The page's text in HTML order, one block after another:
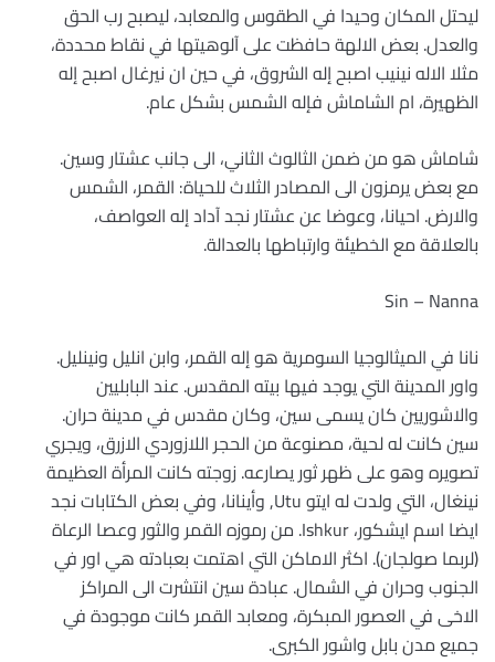
ليحتل المكان وحيدا في الطقوس والمعابد، ليصبح رب الحق
والعدل. بعض الالهة حافظت على آلوهيتها في نقاط محددة،
مثلا الاله نينيب اصبح إله الشروق، في حين ان نيرغال اصبح إله
الظهيرة، ام الشاماش فإله الشمس بشكل عام.
شاماش هو من ضمن الثالوث الثاني، الى جانب عشتار وسين.
مع بعض يرمزون الى المصادر الثلاث للحياة: القمر، الشمس
والارض. احيانا، وعوضا عن عشتار نجد آداد إله العواصف،
بالعلاقة مع الخطيئة وارتباطها بالعدالة.
Sin – Nanna
نانا في الميثالوجيا السومرية هو إله القمر، وابن انليل ونينليل.
واور المدينة التي يوجد فيها بيته المقدس. عند البابليين
والاشوريين كان يسمى سين، وكان مقدس في مدينة حران.
سين كانت له لحية، مصنوعة من الحجر اللازوردي الازرق، ويجري
تصويره وهو على ظهر ثور يصارعه. زوجته كانت المرأة العظيمة
نينغال، التي ولدت له ايتو Utu, وأينانا، وفي بعض الكتابات نجد
ايضا اسم ايشكور، Ishkur. من رموزه القمر والثور وعصا الرعاة
(لربما صولجان). اكثر الاماكن التي اهتمت بعبادته هي اور في
الجنوب وحران في الشمال. عبادة سين انتشرت الى المراكز
الاخى في العصور المبكرة، ومعابد القمر كانت موجودة في
جميع مدن بابل واشور الكبرى.